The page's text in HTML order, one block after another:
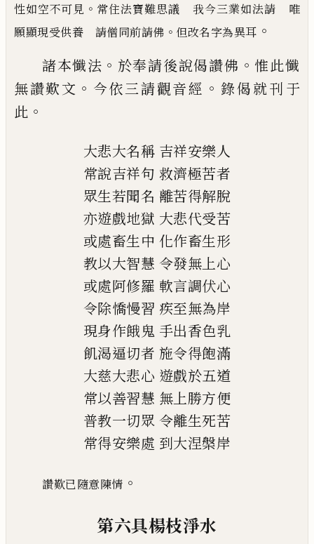
性如空不可見 。 常住法寶難思議 我今三業如法請 唯
願顯現受供養 請僧同前請佛 。 但改名字為異耳 。
諸本懺法 。 於奉請後說偈讚佛 。 惟此懺
無讚歎文 。 今依三請觀音經 。 錄偈就刊于
此 。
大悲大名稱 吉祥安樂人
常說吉祥句 救濟極苦者
眾生若聞名 離苦得解脫
亦遊戲地獄 大悲代受苦
或處畜生中 化作畜生形
教以大智慧 令發無上心
或處阿修羅 軟言調伏心
令除憍慢習 疾至無為岸
現身作餓鬼 手出香色乳
飢渴逼切者 施令得飽滿
大慈大悲心 遊戲於五道
常以善習慧 無上勝方便
普教一切眾 令離生死苦
常得安樂處 到大涅槃岸
讚歎已隨意陳情 。
第六具楊枝淨水